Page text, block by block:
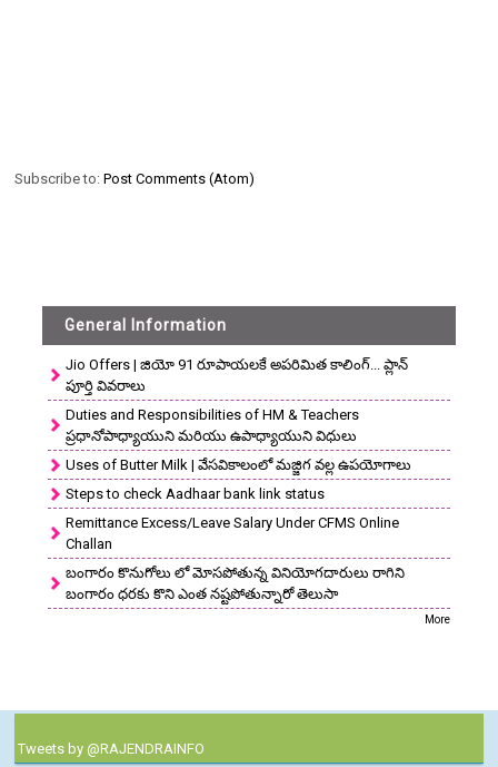
Subscribe to:Post Comments (Atom)
General Information
Jio Offers | జియో 91 రూపాయలకే అపరిమిత కాలింగ్... ప్లాన్
పూర్తి వివరాలు
Duties and Responsibilities of HM & Teachers
ప్రధానోపాధ్యాయుని మరియు ఉపాధ్యాయుని విధులు
Uses of Butter Milk | వేసవికాలంలో మజ్జిగ వల్ల ఉపయోగాలు
Steps to check Aadhaar bank link status
Remittance Excess/Leave Salary Under CFMS Online
Challan
బంగారం కొనుగోలు లో మోసపోతున్న వినియోగదారులు రాగిని
బంగారం ధరకు కొని ఎంత నష్టపోతున్నారో తెలుసా
More
Tweets by @RAJENDRAINFO